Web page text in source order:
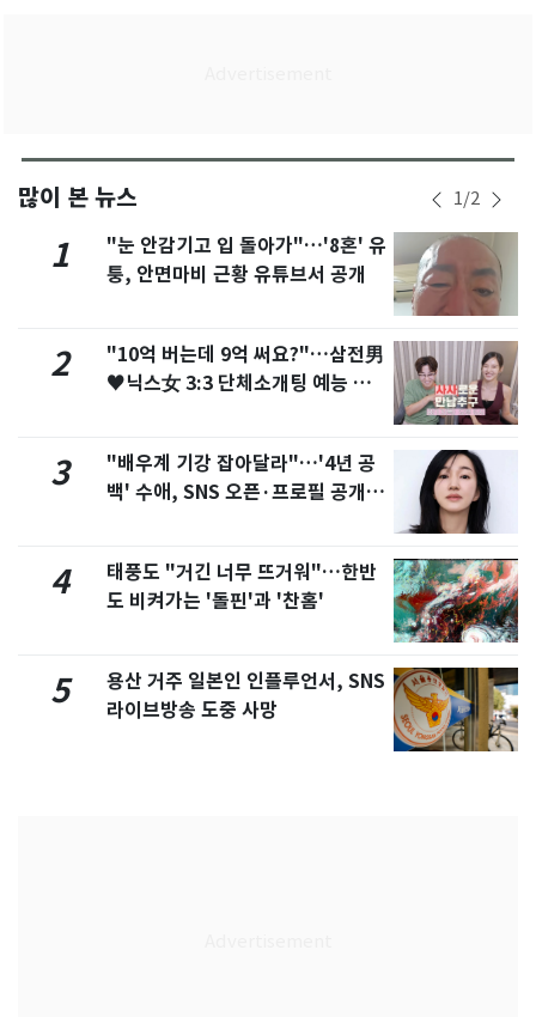
많이 본 뉴스 1/2
1
"눈 안감기고 입 돌아가"…'8혼' 유
퉁, 안면마비 근황 유튜브서 공개
2
"10억 버는데 9억 써요?"…삼전男
♥닉스女 3:3 단체소개팅 예능 화
3
"배우계 기강 잡아달라"…'4년 공
백' 수애, SNS 오픈·프로필 공개
4
태풍도 "거긴 너무 뜨거워"…한반
도 비켜가는 '돌핀'과 '찬홈'
5
용산 거주 일본인 인플루언서, SNS
라이브방송 도중 사망